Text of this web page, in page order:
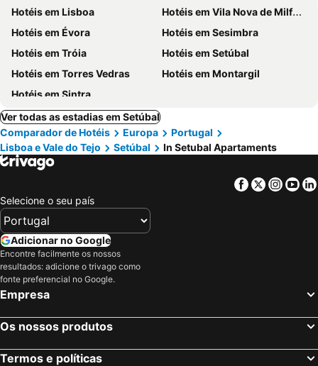
Hotéis em Lisboa
Hotéis em Vila Nova de Milfontes
Hotéis em Évora
Hotéis em Sesimbra
Hotéis em Tróia
Hotéis em Setúbal
Hotéis em Torres Vedras
Hotéis em Montargil
Hotéis em Sintra
Ver todas as estadias em Setúbal
Comparador de Hotéis
Europa
Portugal
Lisboa e Vale do Tejo
Setúbal In Setubal Apartaments
Facebook
Twitter
Selecione o seu país
Adicionar no Google
Encontre facilmente os nossos
resultados: adicione o trivago como
fonte preferencial no Google.
Empresa
Os nossos produtos
Termos e políticas